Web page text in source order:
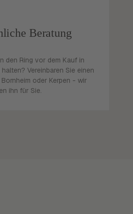
Beratung
den Ring vor dem Kauf in
halten? Vereinbaren Sie einen
Bornheim oder Kerpen - wir
ihn für Sie.